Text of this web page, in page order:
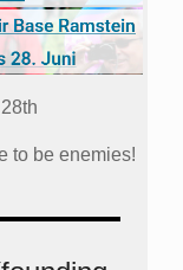
to be enemies!